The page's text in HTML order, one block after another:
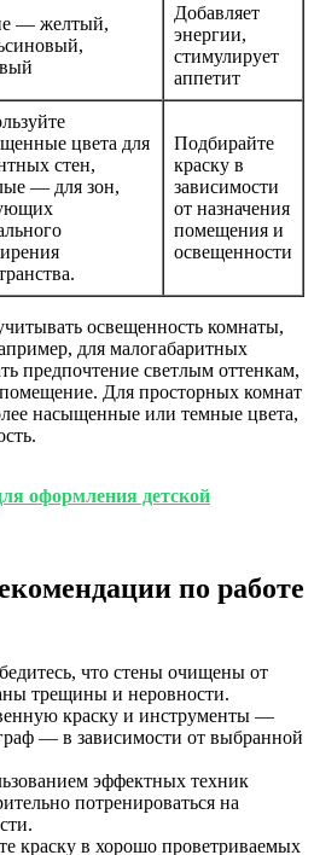
— желтый,
Добавляет
энергии,
стимулирует
аппетит
цвета для
стен,
— для зон,
Подбирайте
краску в
зависимости
от назначения
помещения и
освещенности
освещенность комнаты,
для малогабаритных
предпочтение светлым оттенкам,
Для просторных комнат
насыщенные или темные цвета,
оформления детской
по работе
что стены очищены от
трещины и неровности.
краску и инструменты —
— в зависимости от выбранной
эффектных техник
потренироваться на
краску в хорошо проветриваемых